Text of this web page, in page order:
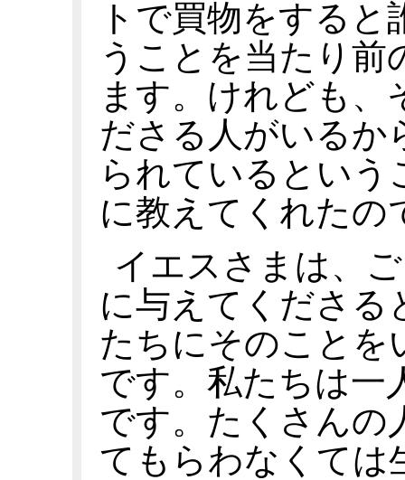
トで買物をする
うことを当たり前
ます。けれども、
ださる人がいるか
られているとい
に教えてくれたの
イエスさまは、
に与えてくださる
たちにそのことを
です。私たちは一
です。たくさんの
てもらわなくては